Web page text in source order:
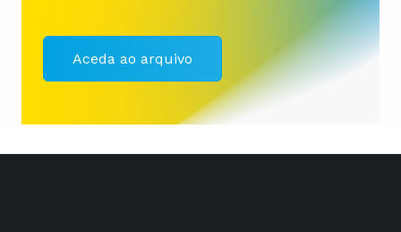
Aceda ao arquivo